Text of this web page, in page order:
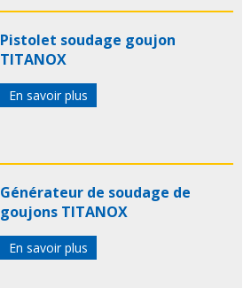
Pistolet soudage goujon
TITANOX
En savoir plus
Générateur de soudage de
goujons TITANOX
En savoir plus